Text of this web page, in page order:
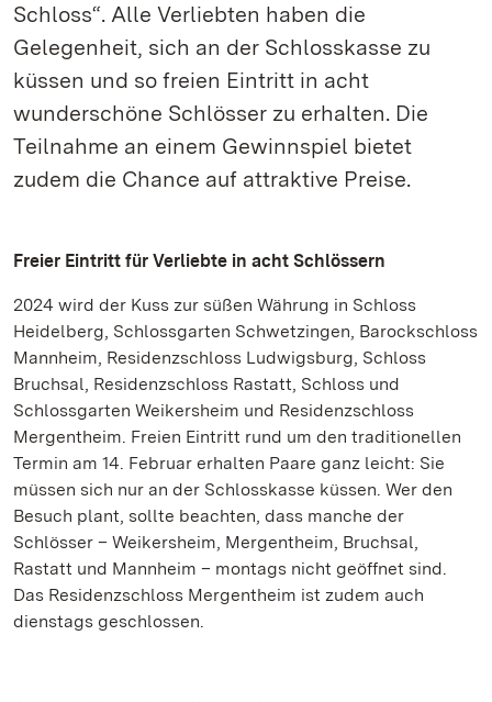
Schloss“. Alle Verliebten haben die
Gelegenheit, sich an der Schlosskasse zu
küssen und so freien Eintritt in acht
wunderschöne Schlösser zu erhalten. Die
Teilnahme an einem Gewinnspiel bietet
zudem die Chance auf attraktive Preise.
Freier Eintritt für Verliebte in acht Schlössern
2024 wird der Kuss zur süßen Währung in Schloss
Heidelberg, Schlossgarten Schwetzingen, Barockschloss
Mannheim, Residenzschloss Ludwigsburg, Schloss
Bruchsal, Residenzschloss Rastatt, Schloss und
Schlossgarten Weikersheim und Residenzschloss
Mergentheim. Freien Eintritt rund um den traditionellen
Termin am 14. Februar erhalten Paare ganz leicht: Sie
müssen sich nur an der Schlosskasse küssen. Wer den
Besuch plant, sollte beachten, dass manche der
Schlösser – Weikersheim, Mergentheim, Bruchsal,
Rastatt und Mannheim – montags nicht geöffnet sind.
Das Residenzschloss Mergentheim ist zudem auch
dienstags geschlossen.